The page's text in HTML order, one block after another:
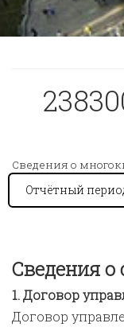
Сведения о
Отчётный
Сведения
Договор
Договор